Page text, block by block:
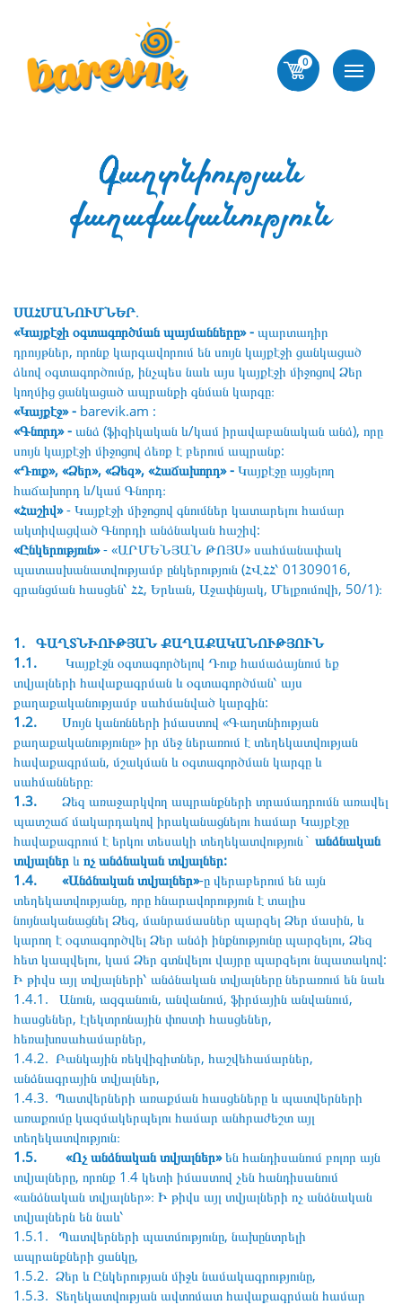
0
Գաղտնիության
քաղաքականություն
ՍԱՀՄԱՆՈՒՄՆԵՐ․
«Կայքէջի օգտագործման պայմանները» - պարտադիր
դրույթներ, որոնք կարգավորում են սույն կայքէջի ցանկացած
ձևով օգտագործումը, ինչպես նաև այս կայքէջի միջոցով Ձեր
կողմից ցանկացած ապրանքի գնման կարգը։
«Կայքէջ» - barevik.am :
«Գնորդ» - անձ (ֆիզիկական և/կամ իրավաբանական անձ), որը
սույն կայքէջի միջոցով ձեռք է բերում ապրանք:
«Դուք», «Ձեր», «Ձեզ», «Հաճախորդ» - Կայքէջը այցելող
հաճախորդ և/կամ Գնորդ։
«Հաշիվ»- Կայքէջի միջոցով գնումներ կատարելու համար
ակտիվացված Գնորդի անձնական հաշիվ:
«Ընկերություն»- «ԱՐՄԵՆՅԱՆ ԹՈՅՍ» սահմանափակ
պատասխանատվությամբ ընկերություն (ՀՎՀՀ՝ 01309016,
գրանցման հասցեն՝ ՀՀ, Երևան, Աջափնյակ, Մելքումովի, 50/1)։
1. ԳԱՂՏՆԻՈՒԹՅԱՆ ՔԱՂԱՔԱԿԱՆՈՒԹՅՈՒՆ
1.1. Կայքէջն օգտագործելով Դուք համաձայնում եք
տվյալների հավաքագրման և օգտագործման՝ այս
քաղաքականությամբ սահմանված կարգին:
1.2. Սույն կանոնների իմաստով «Գաղտնիության
քաղաքականությունը» իր մեջ ներառում է տեղեկատվության
հավաքագրման, մշակման և օգտագործման կարգը և
սահմանները։
1.3. Ձեզ առաջարկվող ապրանքների տրամադրումն առավել
պատշաճ մակարդակով իրականացնելու համար Կայքէջը
հավաքագրում է երկու տեսակի տեղեկատվություն` անձնական
տվյալներ և ոչ անձնական տվյալներ:
1.4. «Անձնական տվյալներ»-ը վերաբերում են այն
տեղեկատվությանը, որը հնարավորություն է տալիս
նույնականացնել Ձեզ, մանրամասներ պարզել Ձեր մասին, և
կարող է օգտագործվել Ձեր անձի ինքնությունը պարզելու, Ձեզ
հետ կապվելու, կամ Ձեր գտնվելու վայրը պարզելու նպատակով:
Ի թիվս այլ տվյալների՝ անձնական տվյալները ներառում են նաև
1.4.1. Անուն, ազգանուն, անվանում, ֆիրմային անվանում,
հասցեներ, էլեկտրոնային փոստի հասցեներ,
հեռախոսահամարներ,
1.4.2. Բանկային ռեկվիզիտներ, հաշվեհամարներ,
անձնագրային տվյալներ,
1.4.3. Պատվերների առաքման հասցեները և պատվերների
առաքումը կազմակերպելու համար անհրաժեշտ այլ
տեղեկատվություն։
1.5. «Ոչ անձնական տվյալներ»են հանդիսանում բոլոր այն
տվյալները, որոնք 1․4 կետի իմաստով չեն հանդիսանում
«անձնական տվյալներ»։ Ի թիվս այլ տվյալների ոչ անձնական
տվյալներն են նաև՝
1.5.1. Պատվերների պատմությունը, նախընտրելի
ապրանքների ցանկը,
1.5.2. Ձեր և Ընկերության միջև նամակագրությունը,
1.5.3. Տեղեկատվության ավտոմատ հավաքագրման համար